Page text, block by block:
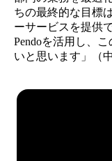
ちの最終的な目標
ーサービスを提供
Pendoを活用し、
いと思います」（